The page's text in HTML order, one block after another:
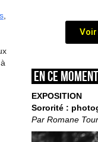
En ce
EXPOSITION
Sororité :
Par Romane